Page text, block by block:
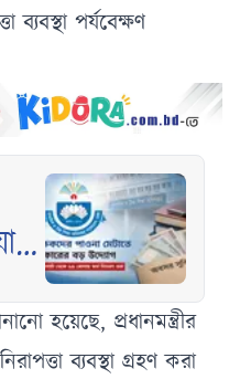
ব্যবস্থা পর্যবেক্ষণ
হয়েছে, প্রধানমন্ত্রীর
ব্যবস্থা গ্রহণ করা